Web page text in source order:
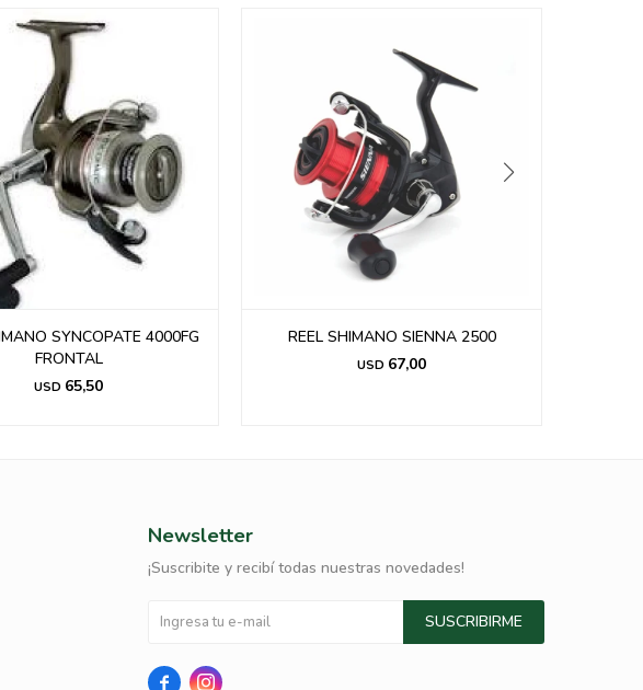
SYNCOPATE 4000FG
FRONTAL
USD 65,50
REEL SHIMANO SIENNA 2500
USD 67,00
Newsletter
¡Suscribite y recibí todas nuestras novedades!
SUSCRIBIRME
 